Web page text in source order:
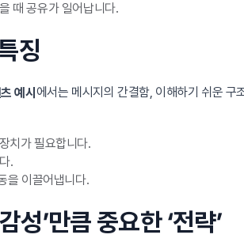
때 공유가 일어납니다.
징
예시 에서는 메시지의 간결함, 이해하기 쉬운 구
치가 필요합니다.
.
을 이끌어냅니다.
성’만큼 중요한 ‘전략’